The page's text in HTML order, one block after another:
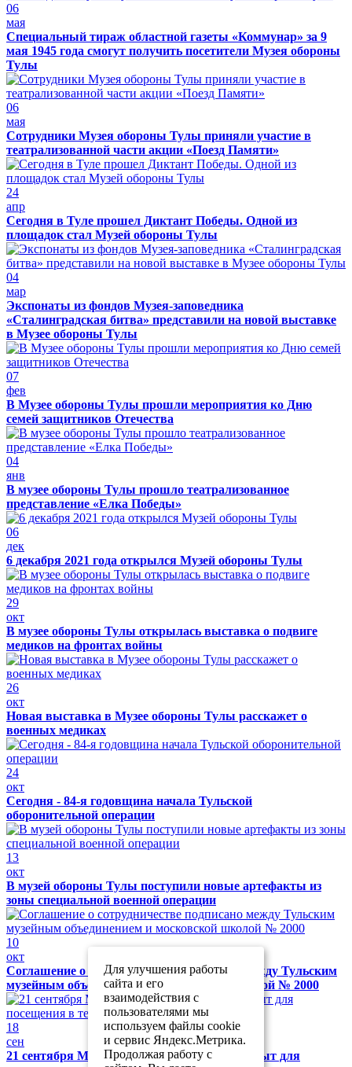
06
мая
Специальный тираж областной газеты «Коммунар» за 9
мая 1945 года смогут получить посетители Музея обороны
Тулы
06
мая
Сотрудники Музея обороны Тулы приняли участие в
театрализованной части акции «Поезд Памяти»
24
апр
Сегодня в Туле прошел Диктант Победы. Одной из
площадок стал Музей обороны Тулы
04
мар
Экспонаты из фондов Музея-заповедника
«Сталинградская битва» представили на новой выставке
в Музее обороны Тулы
07
фев
В Музее обороны Тулы прошли мероприятия ко Дню
семей защитников Отечества
04
янв
В музее обороны Тулы прошло театрализованное
представление «Елка Победы»
06
дек
6 декабря 2021 года открылся Музей обороны Тулы
29
окт
В музее обороны Тулы открылась выставка о подвиге
медиков на фронтах войны
26
окт
Новая выставка в Музее обороны Тулы расскажет о
военных медиках
24
окт
Сегодня - 84-я годовщина начала Тульской
оборонительной операции
13
окт
В музей обороны Тулы поступили новые артефакты из
зоны специальной военной операции
10
окт
Соглашение о сотрудничестве подписано между Тульским
музейным объединением и московской школой № 2000
18
сен
21 сентября Музей обороны Тулы будет закрыт для
Для улучшения работы
сайта и его
взаимодействия с
пользователями мы
используем файлы cookie
и сервис Яндекс.Метрика.
Продолжая работу с